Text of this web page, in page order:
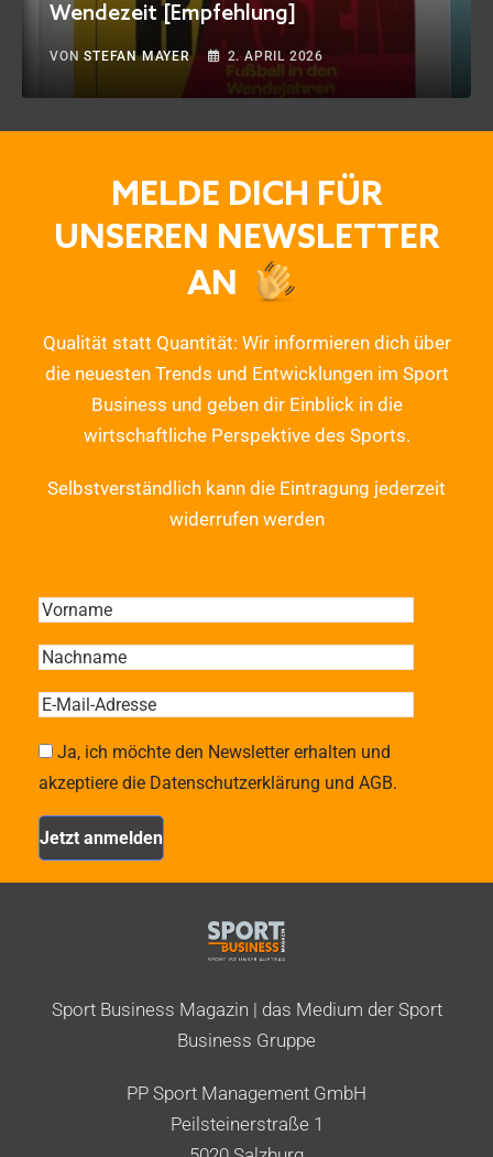
Wendezeit [Empfehlung]
VONSTEFAN MAYER 2. APRIL 2026
MELDE DICH FÜR
UNSEREN NEWSLETTER
AN
Qualität statt Quantität: Wir informieren dich über
die neuesten Trends und Entwicklungen im Sport
Business und geben dir Einblick in die
wirtschaftliche Perspektive des Sports.
Selbstverständlich kann die Eintragung jederzeit
widerrufen werden
Ja, ich möchte den Newsletter erhalten und
akzeptiere die Datenschutzerklärung und AGB.
Sport Business Magazin | das Medium der Sport
Business Gruppe
PP Sport Management GmbH
Peilsteinerstraße 1